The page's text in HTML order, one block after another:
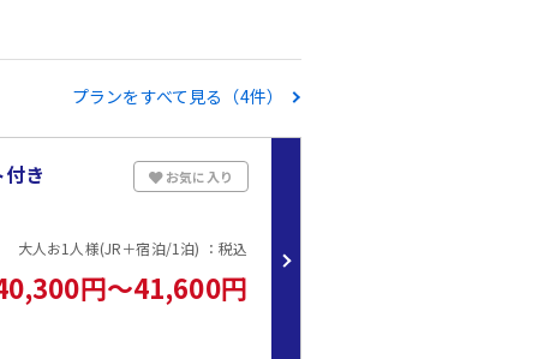
プランをすべて見る（4件）
き
大人お1人様(JR＋宿泊/1泊) ：税込
円～41,600円
お気に入り